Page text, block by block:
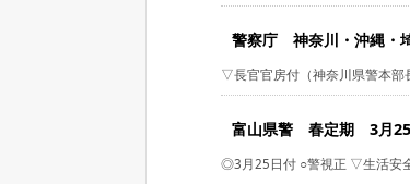
警察庁 神奈川・沖縄
▽長官官房付（神奈川県警本部
富山県警 春定期 3月
◎3月25日付 ○警視正 ▽生活安